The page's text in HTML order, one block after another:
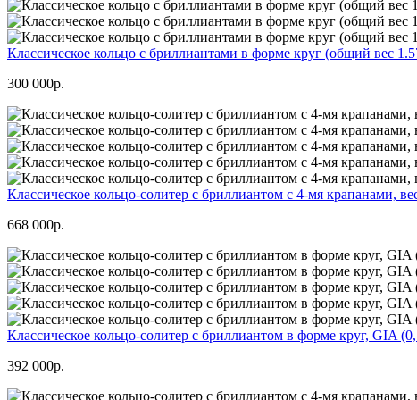
Классическое кольцо с бриллиантами в форме круг (общий вес
300 000р.
Классическое кольцо-солитер с бриллиантом c 4-мя крапанами,
668 000р.
Классическое кольцо-солитер с бриллиантом в форме круг, GIA
392 000р.